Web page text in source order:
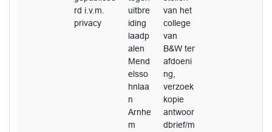
rd i.v.m.
privacy
uitbre
iding
laadp
alen
Mend
elsso
hnlaa
n
Arnhe
m
van het
college
van
B&W ter
afdoeni
ng,
verzoek
kopie
antwoor
dbrief/m